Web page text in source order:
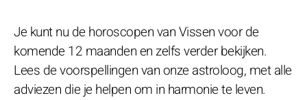
Je kunt nu de horoscopen van Vissen voor de
komende 12 maanden en zelfs verder bekijken.
Lees de voorspellingen van onze astroloog, met alle
adviezen die je helpen om in harmonie te leven.